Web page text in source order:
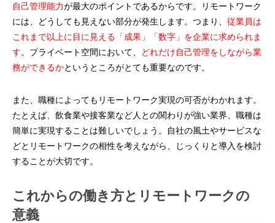
自己管理能力が最大のポイントであるからです。リモートワーク
には、どうしても見えない部分が発生します。つまり、 従業員は
これまで以上に目に見える「成果」「数字」を企業に求められま
す。プライベート空間において、
どれだけ自己管理をしながら業
務ができるかというところがとても重要なのです。
また、職種によってもリモートワーク実現の可否がわかれます。
たとえば、飲食業や接客業など人との関わりが強い業界、職種は
簡単に実現することは難しいでしょう。自社の風土やサービスな
どとリモートワークの相性を考えながら、じっくりと導入を検討
することが大切です。
これからの働き方とリモートワークの
意義